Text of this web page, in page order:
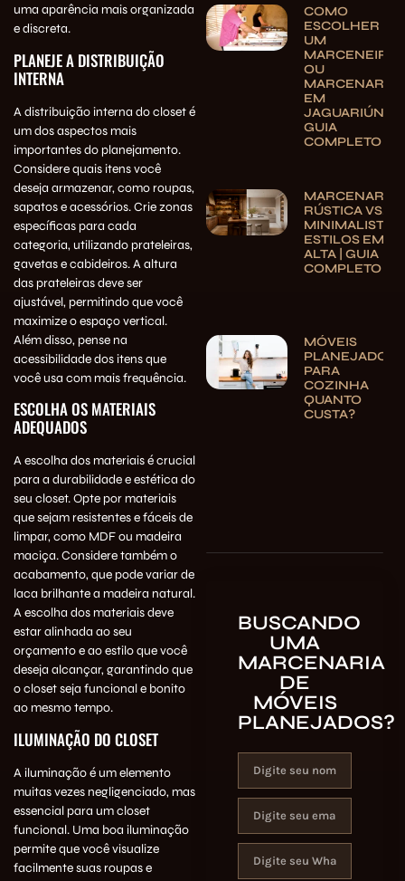
uma aparência mais organizada
e discreta.
PLANEJE A DISTRIBUIÇÃO
INTERNA
A distribuição interna do closet é
um dos aspectos mais
importantes do planejamento.
Considere quais itens você
deseja armazenar, como roupas,
sapatos e acessórios. Crie zonas
específicas para cada
categoria, utilizando prateleiras,
gavetas e cabideiros. A altura
das prateleiras deve ser
ajustável, permitindo que você
maximize o espaço vertical.
Além disso, pense na
acessibilidade dos itens que
você usa com mais frequência.
ESCOLHA OS MATERIAIS
ADEQUADOS
A escolha dos materiais é crucial
para a durabilidade e estética do
seu closet. Opte por materiais
que sejam resistentes e fáceis de
limpar, como MDF ou madeira
maciça. Considere também o
acabamento, que pode variar de
laca brilhante a madeira natural.
A escolha dos materiais deve
estar alinhada ao seu
orçamento e ao estilo que você
deseja alcançar, garantindo que
o closet seja funcional e bonito
ao mesmo tempo.
ILUMINAÇÃO DO CLOSET
A iluminação é um elemento
muitas vezes negligenciado, mas
essencial para um closet
funcional. Uma boa iluminação
permite que você visualize
facilmente suas roupas e
COMO
ESCOLHER
UM
MARCENEIRO
OU
MARCENARIA
EM
JAGUARIÚNA:
GUIA
COMPLETO
MARCENARIA
RÚSTICA VS.
MINIMALISTA:
ESTILOS EM
ALTA | GUIA
COMPLETO
MÓVEIS
PLANEJADOS
PARA
COZINHA
QUANTO
CUSTA?
BUSCANDO
UMA
MARCENARIA
DE
MÓVEIS
PLANEJADOS?